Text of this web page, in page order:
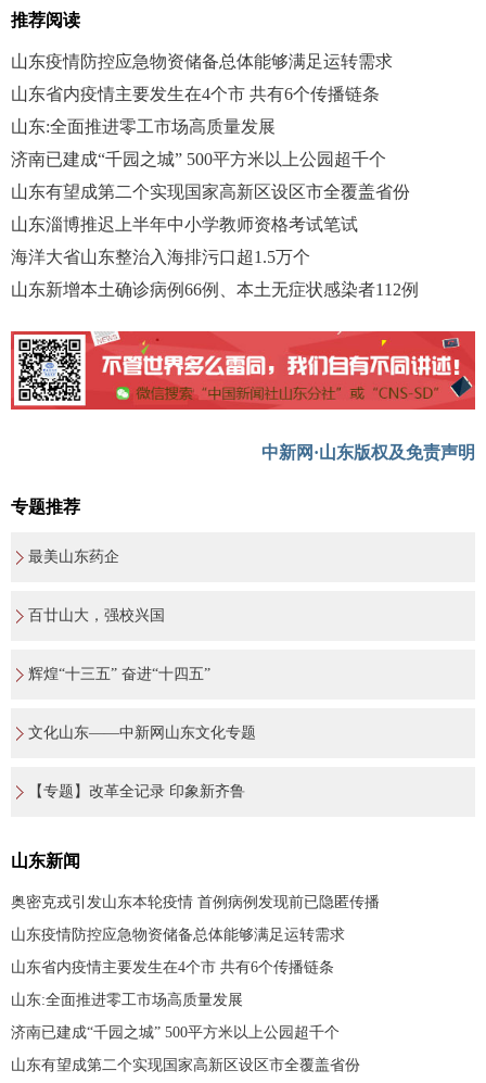
推荐阅读
山东疫情防控应急物资储备总体能够满足运转需求
山东省内疫情主要发生在4个市 共有6个传播链条
山东:全面推进零工市场高质量发展
济南已建成“千园之城” 500平方米以上公园超千个
山东有望成第二个实现国家高新区设区市全覆盖省份
山东淄博推迟上半年中小学教师资格考试笔试
海洋大省山东整治入海排污口超1.5万个
山东新增本土确诊病例66例、本土无症状感染者112例
中新网·山东版权及免责声明
专题推荐
最美山东药企
百廿山大，强校兴国
辉煌“十三五” 奋进“十四五”
文化山东——中新网山东文化专题
【专题】改革全记录 印象新齐鲁
山东新闻
奥密克戎引发山东本轮疫情 首例病例发现前已隐匿传播
山东疫情防控应急物资储备总体能够满足运转需求
山东省内疫情主要发生在4个市 共有6个传播链条
山东:全面推进零工市场高质量发展
济南已建成“千园之城” 500平方米以上公园超千个
山东有望成第二个实现国家高新区设区市全覆盖省份